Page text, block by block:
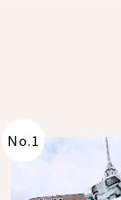
No.1